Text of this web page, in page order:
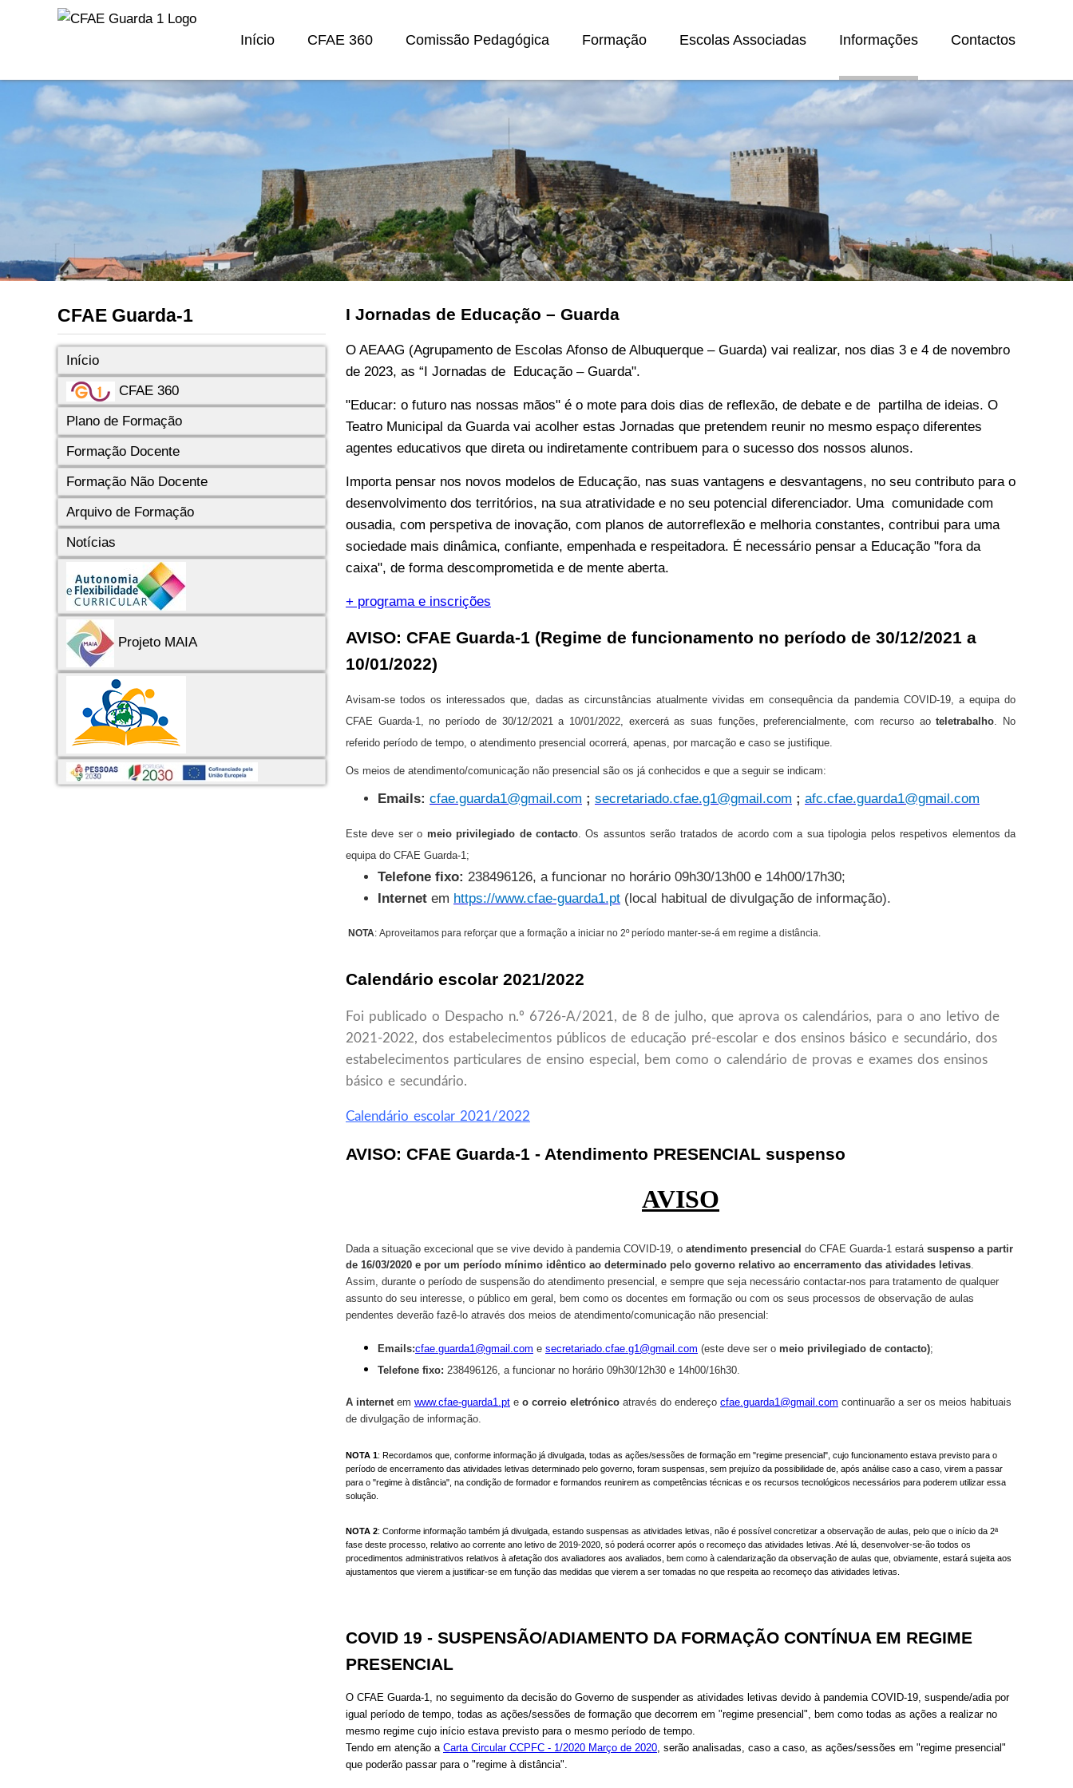
Início CFAE 360 Comissão Pedagógica Formação Escolas Associadas Informações Contactos
CFAE Guarda-1
Início
CFAE 360
Plano de Formação
Formação Docente
Formação Não Docente
Arquivo de Formação
Notícias
Projeto MAIA
I Jornadas de Educação – Guarda
O AEAAG (Agrupamento de Escolas Afonso de Albuquerque – Guarda) vai realizar, nos dias 3 e 4 de novembro
de 2023, as “I Jornadas de Educação – Guarda".
"Educar: o futuro nas nossas mãos" é o mote para dois dias de reflexão, de debate e de partilha de ideias. O
Teatro Municipal da Guarda vai acolher estas Jornadas que pretendem reunir no mesmo espaço diferentes
agentes educativos que direta ou indiretamente contribuem para o sucesso dos nossos alunos.
Importa pensar nos novos modelos de Educação, nas suas vantagens e desvantagens, no seu contributo para o
desenvolvimento dos territórios, na sua atratividade e no seu potencial diferenciador. Uma comunidade com
ousadia, com perspetiva de inovação, com planos de autorreflexão e melhoria constantes, contribui para uma
sociedade mais dinâmica, confiante, empenhada e respeitadora. É necessário pensar a Educação "fora da
caixa", de forma descomprometida e de mente aberta.
+ programa e inscrições
AVISO: CFAE Guarda-1 (Regime de funcionamento no período de 30/12/2021 a
10/01/2022)
Avisam-se todos os interessados que, dadas as circunstâncias atualmente vividas em consequência da pandemia COVID-19, a equipa do
CFAE Guarda-1, no período de 30/12/2021 a 10/01/2022, exercerá as suas funções, preferencialmente, com recurso aoteletrabalho. No
referido período de tempo, o atendimento presencial ocorrerá, apenas, por marcação e caso se justifique.
Os meios de atendimento/comunicação não presencial são os já conhecidos e que a seguir se indicam:
Emails: cfae.guarda1@gmail.com ; secretariado.cfae.g1@gmail.com ; afc.cfae.guarda1@gmail.com
Este deve ser o meio privilegiado de contacto. Os assuntos serão tratados de acordo com a sua tipologia pelos respetivos elementos da
equipa do CFAE Guarda-1;
Telefone fixo: 238496126, a funcionar no horário 09h30/13h00 e 14h00/17h30;
Internet em https://www.cfae-guarda1.pt (local habitual de divulgação de informação).
NOTA: Aproveitamos para reforçar que a formação a iniciar no 2º período manter-se-á em regime a distância.
Calendário escolar 2021/2022
Foi publicado o Despacho n.º 6726-A/2021, de 8 de julho, que aprova os calendários, para o ano letivo de
2021-2022, dos estabelecimentos públicos de educação pré-escolar e dos ensinos básico e secundário, dos
estabelecimentos particulares de ensino especial, bem como o calendário de provas e exames dos ensinos
básico e secundário.
Calendário escolar 2021/2022
AVISO: CFAE Guarda-1 - Atendimento PRESENCIAL suspenso
AVISO
Dada a situação excecional que se vive devido à pandemia COVID-19, o atendimento presencial do CFAE Guarda-1 estará suspenso a partir
de 16/03/2020 e por um período mínimo idêntico ao determinado pelo governo relativo ao encerramento das atividades letivas.
Assim, durante o período de suspensão do atendimento presencial, e sempre que seja necessário contactar-nos para tratamento de qualquer
assunto do seu interesse, o público em geral, bem como os docentes em formação ou com os seus processos de observação de aulas
pendentes deverão fazê-lo através dos meios de atendimento/comunicação não presencial:
Emails:cfae.guarda1@gmail.com e secretariado.cfae.g1@gmail.com (este deve ser o meio privilegiado de contacto);
Telefone fixo: 238496126, a funcionar no horário 09h30/12h30 e 14h00/16h30.
A internetem www.cfae-guarda1.pt e o correio eletrónico através do endereço cfae.guarda1@gmail.com continuarão a ser os meios habituais
de divulgação de informação.
NOTA 1: Recordamos que, conforme informação já divulgada, todas as ações/sessões de formação em "regime presencial", cujo funcionamento estava previsto para o
período de encerramento das atividades letivas determinado pelo governo, foram suspensas, sem prejuízo da possibilidade de, após análise caso a caso, virem a passar
para o "regime à distância", na condição de formador e formandos reunirem as competências técnicas e os recursos tecnológicos necessários para poderem utilizar essa
solução
NOTA 2: Conforme informação também já divulgada, estando suspensas as atividades letivas, não é possível concretizar a observação de aulas, pelo que o início da 2ª
fase deste processo, relativo ao corrente ano letivo de 2019-2020, só poderá ocorrer após o recomeço das atividades letivas. Até lá, desenvolver-se-ão todos os
procedimentos administrativos relativos à afetação dos avaliadores aos avaliados, bem como à calendarização da observação de aulas que, obviamente, estará sujeita aos
ajustamentos que vierem a justificar-se em função das medidas que vierem a ser tomadas no que respeita ao recomeço das atividades letivas.
COVID 19 - SUSPENSÃO/ADIAMENTO DA FORMAÇÃO CONTÍNUA EM REGIME
PRESENCIAL
O CFAE Guarda-1, no seguimento da decisão do Governo de suspender as atividades letivas devido à pandemia COVID-19, suspende/adia por
igual período de tempo, todas as ações/sessões de formação que decorrem em "regime presencial", bem como todas as ações a realizar no
mesmo regime cujo início estava previsto para o mesmo período de tempo.
Tendo em atenção a Carta Circular CCPFC - 1/2020 Março de 2020, serão analisadas, caso a caso, as ações/sessões em "regime presencial"
que poderão passar para o "regime à distância".